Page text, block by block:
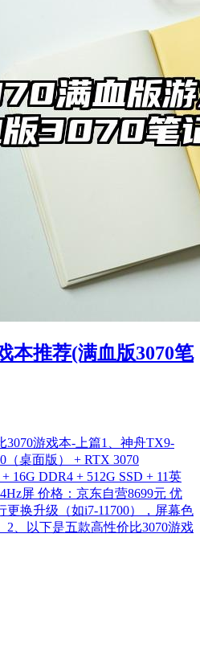
本推荐(满血版3070笔
3070游戏本-上篇1、神舟TX9-
（桌面版） + RTX 3070
16G DDR4 + 512G SSD + 11英
屏 价格：京东自营8699元 优
更换升级（如i7-11700），屏幕色
2、以下是五款高性价比3070游戏